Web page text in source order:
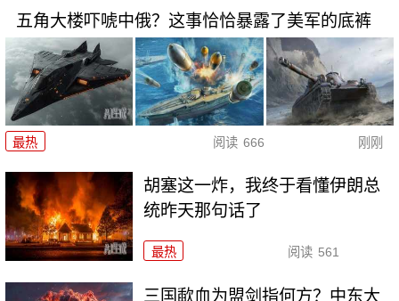
五角大楼吓唬中俄？这事恰恰暴露了美军的底裤
最热 阅读 666 刚刚
胡塞这一炸，我终于看懂伊朗总
统昨天那句话了
最热 阅读 561
三国歃血为盟剑指何方？中东大